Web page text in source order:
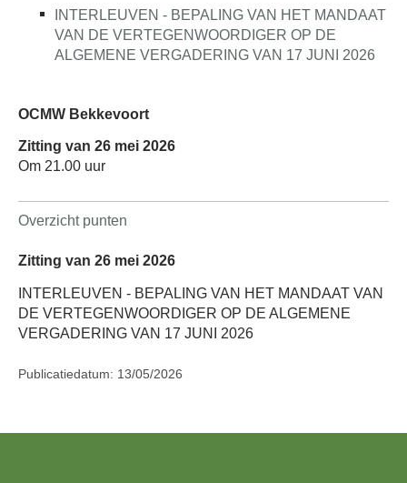
INTERLEUVEN - BEPALING VAN HET MANDAAT
VAN DE VERTEGENWOORDIGER OP DE
ALGEMENE VERGADERING VAN 17 JUNI 2026
OCMW Bekkevoort
Zitting van 26 mei 2026
Om 21.00 uur
Overzicht punten
Zitting van 26 mei 2026
INTERLEUVEN - BEPALING VAN HET MANDAAT VAN
DE VERTEGENWOORDIGER OP DE ALGEMENE
VERGADERING VAN 17 JUNI 2026
Publicatiedatum: 13/05/2026